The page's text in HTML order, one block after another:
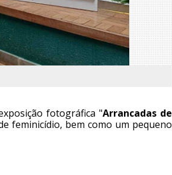
fotográfica "Arrancadas de
feminicídio, bem como um pequeno